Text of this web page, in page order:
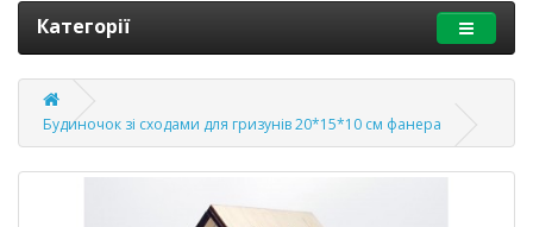
Категорії
Будиночок зі сходами для гризунів 20*15*10 см фанера